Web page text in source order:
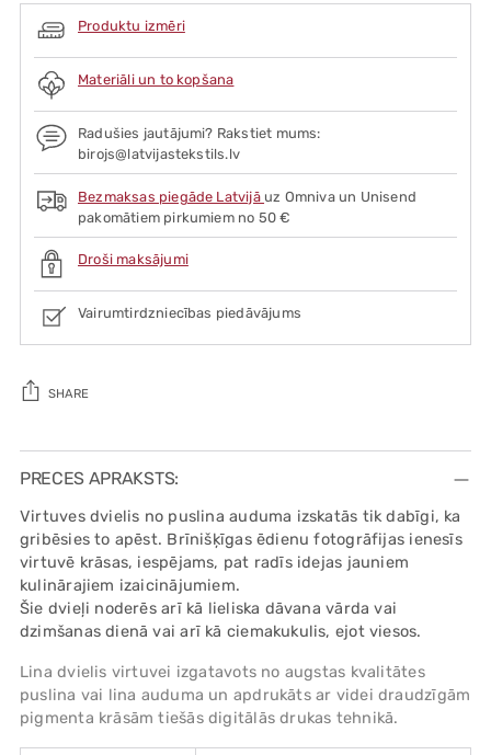
Produktu izmēri
Materiāli un to kopšana
Radušies jautājumi? Rakstiet mums:
birojs@latvijastekstils.lv
Bezmaksas piegāde Latvijā uz Omniva un Unisend
pakomātiem pirkumiem no 50 €
Droši maksājumi
Vairumtirdzniecības piedāvājums
SHARE
Adding
product
your
cart
PRECES APRAKSTS:
Virtuves dvielis no puslina auduma izskatās tik dabīgi, ka
gribēsies to apēst. Brīnišķīgas ēdienu fotogrāfijas ienesīs
virtuvē krāsas, iespējams, pat radīs idejas jauniem
kulinārajiem izaicinājumiem.
Šie dvieļi noderēs arī kā lieliska dāvana vārda vai
dzimšanas dienā vai arī kā ciemakukulis, ejot viesos.
Lina dvielis virtuvei izgatavots no augstas kvalitātes
puslina vai lina auduma un apdrukāts ar videi draudzīgām
pigmenta krāsām tiešās digitālās drukas tehnikā.